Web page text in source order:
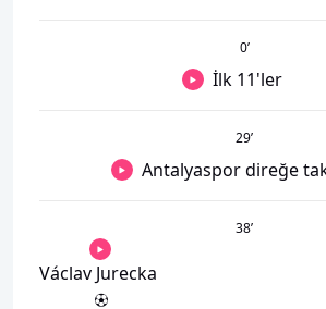
0’
İlk 11'ler
29’
Antalyaspor direğe
38’
Václav Jurecka